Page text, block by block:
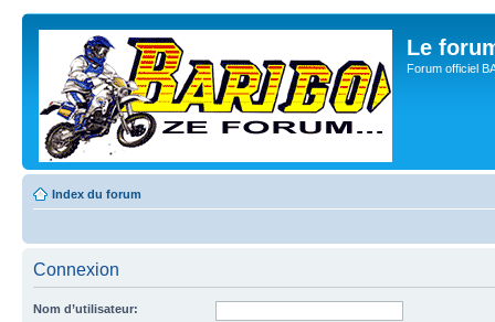
Le
Forum officiel
Index du forum
Connexion
Nom d’utilisateur: